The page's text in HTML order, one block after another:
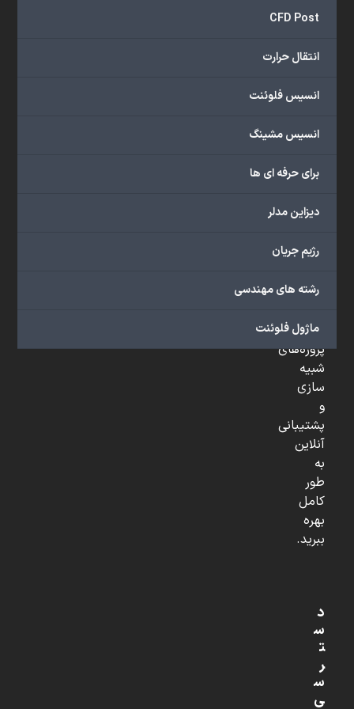
CFD Post
انتقال حرارت
انسیس فلوئنت
انسیس مشینگ
برای حرفه ای ها
دیزاین مدلر
رژیم جریان
رشته های مهندسی
ماژول فلوئنت
...
می‌دهد.
می‌توانید
خدمات
گروه
شامل
آموزشی،
آموزشی،
تخصصی،
پروژه‌های
شبیه
سازی
و
پشتیبانی
آنلاین
به
طور
کامل
بهره
ببرید.
د
س
ت
ر
س
ی